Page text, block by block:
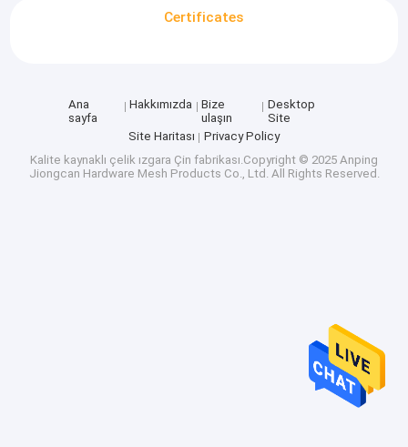
Certificates
Ana
sayfa
Hakkımızda
Bize
ulaşın
Desktop
Site
Site Haritası
Privacy Policy
Kalite kaynaklı çelik ızgara Çin fabrikası.Copyright © 2025 Anping
Jiongcan Hardware Mesh Products Co., Ltd. All Rights Reserved.